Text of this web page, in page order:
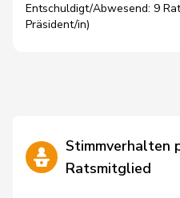
Entschuldigt/Abwesend: 9
Präsident/in)
Stimmverhalten
Ratsmitglied